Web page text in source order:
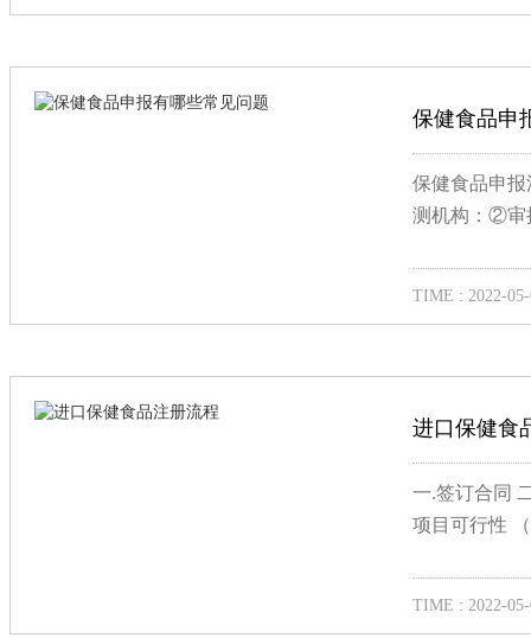
保健食品申
保健食品申
测机构：②审
TIME : 2022-05-
进口保健食
一.签订合同
项目可行性
TIME : 2022-